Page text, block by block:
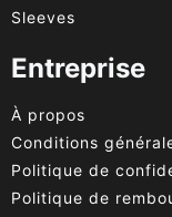
Sleeves
Entreprise
À propos
Conditions
Politique de
Politique de